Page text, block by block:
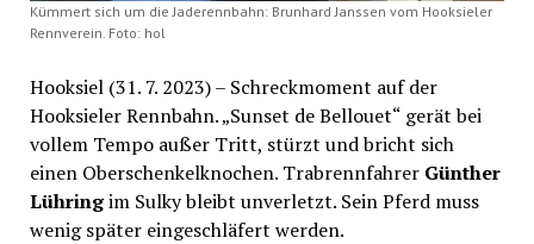
Kümmert sich um die Jaderennbahn: Brunhard Janssen vom Hooksieler
Rennverein. Foto: hol
Hooksiel (31. 7. 2023) – Schreckmoment auf der
Hooksieler Rennbahn. „Sunset de Bellouet“ gerät bei
vollem Tempo außer Tritt, stürzt und bricht sich
einen Oberschenkelknochen. Trabrennfahrer Günther
Lühringim Sulky bleibt unverletzt. Sein Pferd muss
wenig später eingeschläfert werden.